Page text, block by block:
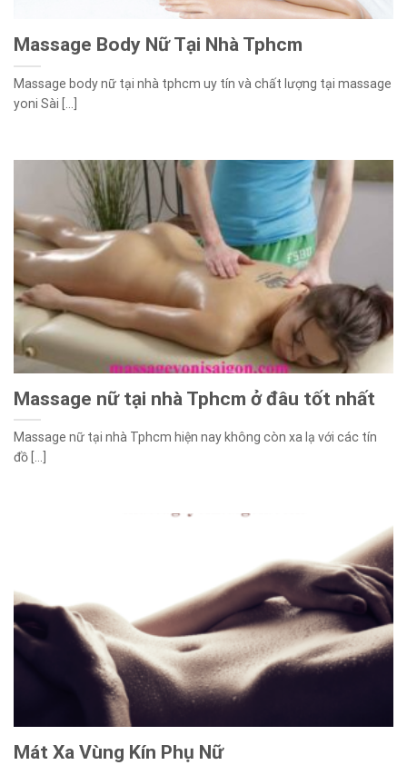
Massage Body Nữ Tại Nhà Tphcm
Massage body nữ tại nhà tphcm uy tín và chất lượng tại massage
yoni Sài [...]
Massage nữ tại nhà Tphcm ở đâu tốt nhất
Massage nữ tại nhà Tphcm hiện nay không còn xa lạ với các tín
đồ [...]
Mát Xa Vùng Kín Phụ Nữ